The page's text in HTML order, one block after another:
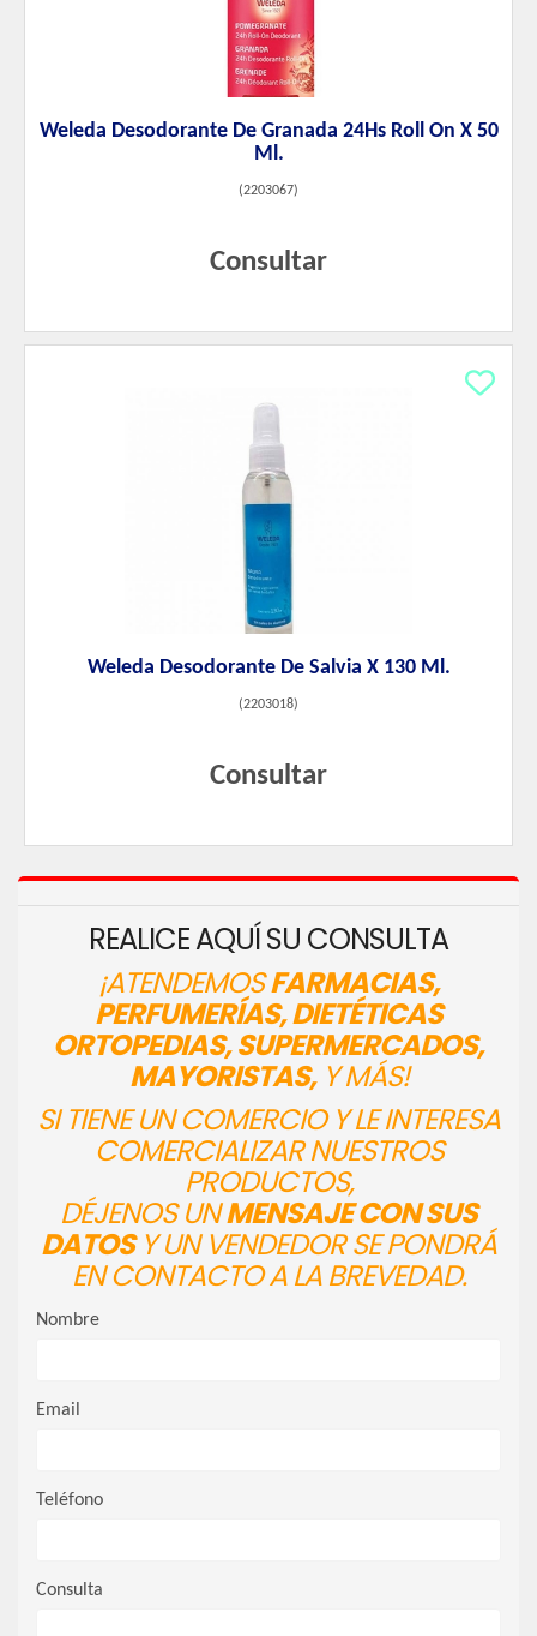
Weleda Desodorante De Granada 24Hs Roll On X 50
Ml.
(2203067)
Consultar
Weleda Desodorante De Salvia X 130 Ml.
(2203018)
Consultar
REALICE AQUÍ SU CONSULTA
¡ATENDEMOSFARMACIAS,
PERFUMERÍAS, DIETÉTICAS
ORTOPEDIAS, SUPERMERCADOS,
MAYORISTAS,Y MÁS!
SI TIENE UN COMERCIO Y LE INTERESA
COMERCIALIZAR NUESTROS
PRODUCTOS,
DÉJENOS UNMENSAJE CON SUS
DATOSY UN VENDEDOR SE PONDRÁ
EN CONTACTO A LA BREVEDAD.
Nombre
Email
Teléfono
Consulta